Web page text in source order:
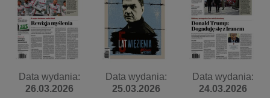
Data wydania:
26.03.2026
Data wydania:
25.03.2026
Data wydania:
24.03.2026